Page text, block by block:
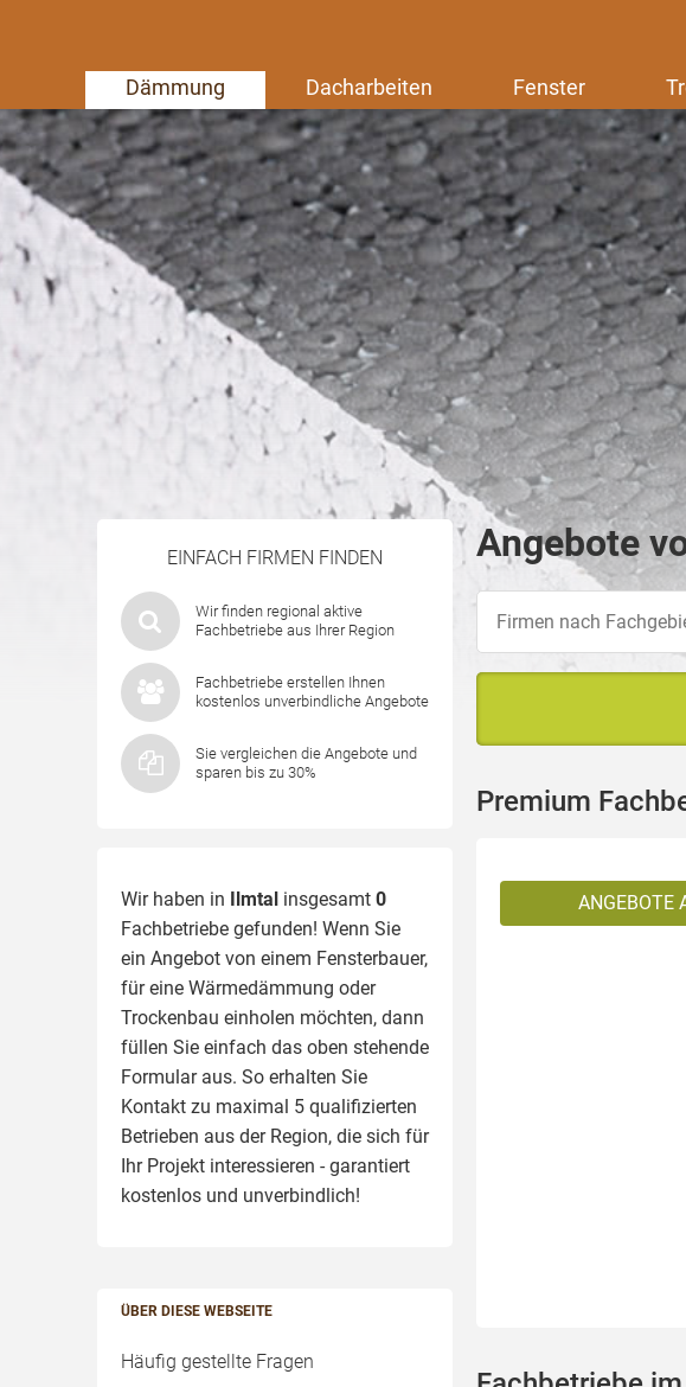
Dämmung Dacharbeiten Fenster
EINFACH FIRMEN FINDEN
Wir finden regional aktive
Fachbetriebe aus Ihrer Region
Fachbetriebe erstellen Ihnen
kostenlos unverbindliche Angebote
Sie vergleichen die Angebote und
sparen bis zu 30%
Wir haben in Ilmtal insgesamt 0
Fachbetriebe gefunden! Wenn Sie
ein Angebot von einem Fensterbauer,
für eine Wärmedämmung oder
Trockenbau einholen möchten, dann
füllen Sie einfach das oben stehende
Formular aus. So erhalten Sie
Kontakt zu maximal 5 qualifizierten
Betrieben aus der Region, die sich für
Ihr Projekt interessieren - garantiert
kostenlos und unverbindlich!
ÜBER DIESE WEBSEITE
Häufig gestellte Fragen
Angebote
Premium
ANGEBOTE